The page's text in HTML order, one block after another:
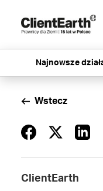
Najnowsze
ClientEarth
Wstecz